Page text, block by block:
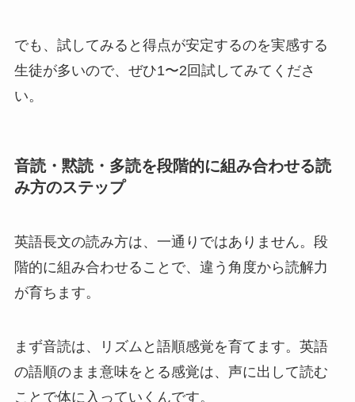
でも、試してみると得点が安定するのを実感する
生徒が多いので、ぜひ1〜2回試してみてくださ
い。
音読・黙読・多読を段階的に組み合わせる読
み方のステップ
英語長文の読み方は、一通りではありません。段
階的に組み合わせることで、違う角度から読解力
が育ちます。
まず音読は、リズムと語順感覚を育てます。英語
の語順のまま意味をとる感覚は、声に出して読む
ことで体に入っていくんです。